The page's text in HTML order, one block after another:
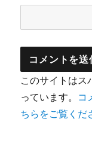
このサイトは
っています。 コ
ちらをご覧くだ